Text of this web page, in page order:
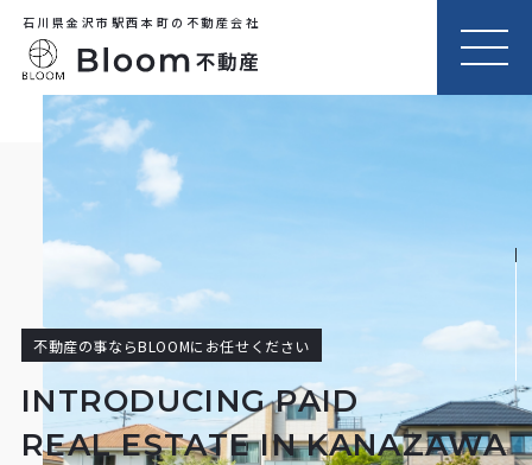
石川県金沢市駅西本町の不動産会社
MEN
U
不動産の事ならBLOOMにお任せください
INTRODUCING PAID
REAL ESTATE IN KANAZAWA